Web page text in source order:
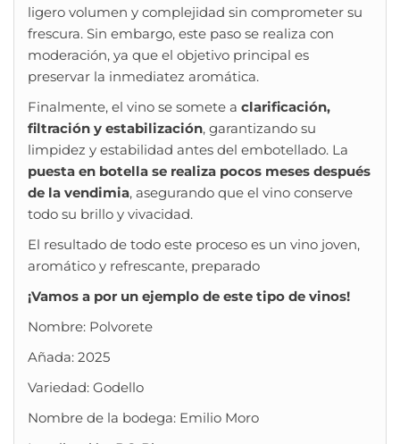
ligero volumen y complejidad sin comprometer su
frescura. Sin embargo, este paso se realiza con
moderación, ya que el objetivo principal es
preservar la inmediatez aromática.
Finalmente, el vino se somete a clarificación,
filtración y estabilización, garantizando su
limpidez y estabilidad antes del embotellado. La
puesta en botella se realiza pocos meses después
de la vendimia, asegurando que el vino conserve
todo su brillo y vivacidad.
El resultado de todo este proceso es un vino joven,
aromático y refrescante, preparado
¡Vamos a por un ejemplo de este tipo de vinos!
Nombre: Polvorete
Añada: 2025
Variedad: Godello
Nombre de la bodega: Emilio Moro